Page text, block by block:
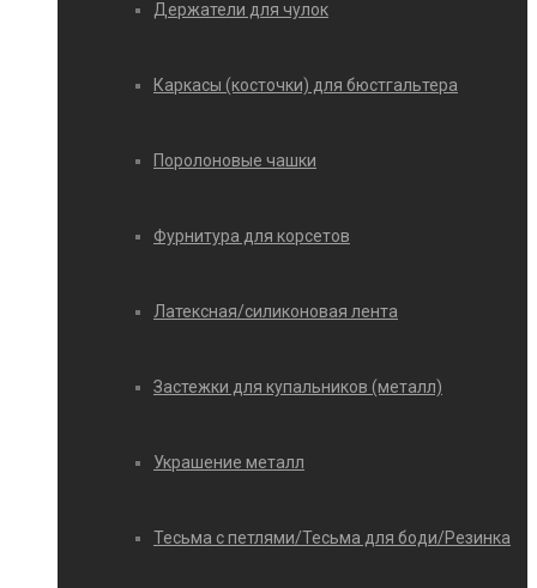
Держатели для чулок
Каркасы (косточки) для бюстгальтера
Поролоновые чашки
Фурнитура для корсетов
Латексная/силиконовая лента
Застежки для купальников (металл)
Украшение металл
Тесьма с петлями/Тесьма для боди/Резинка